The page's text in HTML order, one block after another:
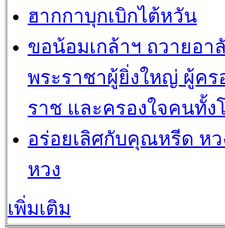
ฮากกาบุกเบิกไต้หวัน
ขอน้อมเกล้าฯ ถวายอา
พระราชาผู้ยิ่งใหญ่ ผู้คร
ราช และครองใจคนทั้ง
อร่อยเลิศกับคุณหรีด หว
หวง
เพิ่มเติม